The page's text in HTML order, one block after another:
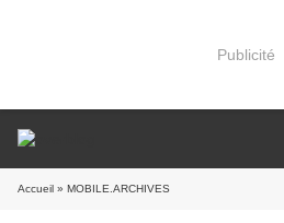
Publicité
Accueil » MOBILE.ARCHIVES